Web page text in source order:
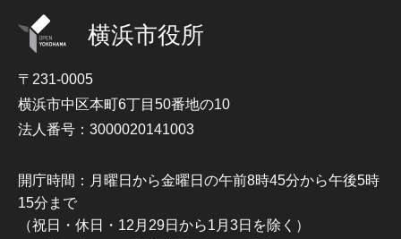
横浜市役所
〒231-0005
横浜市中区本町6丁目50番地の10
法人番号：3000020141003
開庁時間：月曜日から金曜日の午前8時45分から午後5時
15分まで
（祝日・休日・12月29日から1月3日を除く）